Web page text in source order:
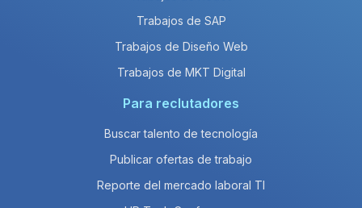
Trabajos de SAP
Trabajos de Diseño Web
Trabajos de MKT Digital
Para reclutadores
Buscar talento de tecnología
Publicar ofertas de trabajo
Reporte del mercado laboral TI